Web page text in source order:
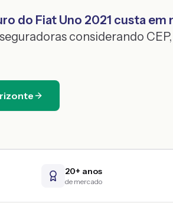
do Fiat Uno 2021 custa em
considerando
20+ anos
de mercado